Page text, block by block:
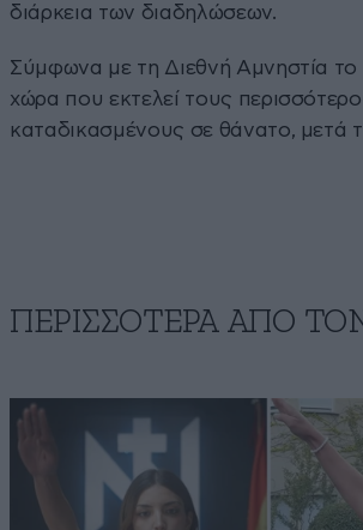
διάρκεια των διαδηλώσεων.
Σύμφωνα με τη Διεθνή Αμνηστία το
χώρα που εκτελεί τους
καταδικασμένους σε θάνατο, μετά
ΠΕΡΙΣΣΟΤΕΡΑ ΑΠΟ